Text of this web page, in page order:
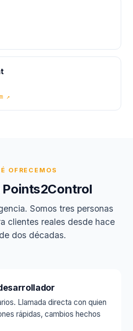
↗
OFRECEMOS
Points2Control
Somos tres personas
clientes reales desde hace
dos décadas.
Llamada directa con quien
rápidas, cambios hechos